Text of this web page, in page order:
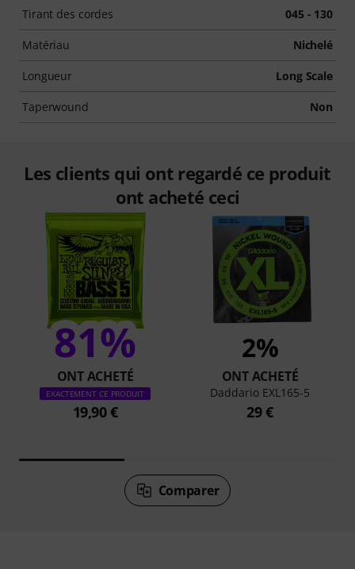
Tirant des cordes 045 - 130
Matériau Nichelé
Longueur Long Scale
Taperwound Non
Les clients qui ont regardé ce produit
ont acheté ceci
81%
ONT ACHETÉ
EXACTEMENT CE PRODUIT
19,90 €
2%
ONT ACHETÉ
Daddario EXL165-5
29 €
Comparer